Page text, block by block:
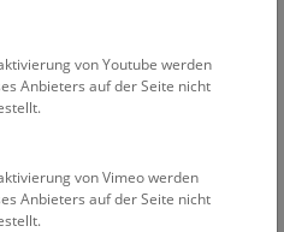
Museum
von Youtube werden
Anbieters auf der Seite nicht
von Vimeo werden
Anbieters auf der Seite nicht